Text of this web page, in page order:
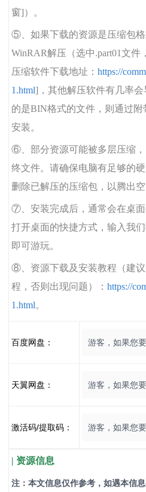
窗]）。
⑤、如果下载的资源是压缩包
WinRAR解压（选中.part01文件
压缩软件下载地址： https://
1.html]，其他解压软件有几率
的是BIN格式的文件，则通过
安装。
⑥、部分资源可能被多层压缩
终文件。请确保电脑有足够的
删除已解压的压缩包，以腾出空
⑦、安装完成后，通常会在桌面
打开桌面的快捷方式，输入我
即可游玩。
⑧、资源下载及安装教程（建
程，否则出现问题）： https://
1.html。
百度网盘： 游客，如果您
天翼网盘： 游客，如果您
激活码/提取码： 游客，如果您
| 资源信息
注：本文信息仅作参考，如遇本信